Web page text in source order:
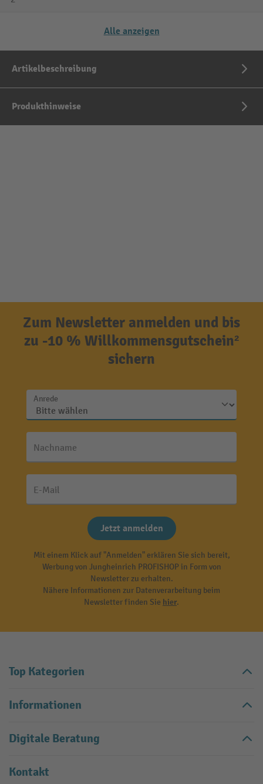
Alle anzeigen
Artikelbeschreibung
Produkthinweise
Zum Newsletter anmelden und bis
zu -10 % Willkommensgutschein²
sichern
Anrede
Nachname
E-Mail
Jetzt anmelden
Mit einem Klick auf "Anmelden" erklären Sie sich bereit,
Werbung von Jungheinrich PROFISHOP in Form von
Newsletter zu erhalten.
Nähere Informationen zur Datenverarbeitung beim
Newsletter finden Sie hier.
Top Kategorien
Informationen
Digitale Beratung
Kontakt